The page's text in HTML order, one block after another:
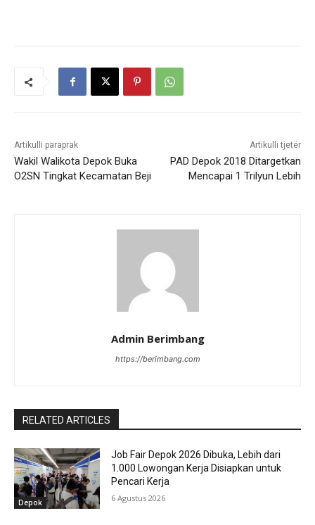
Artikulli paraprak
Wakil Walikota Depok Buka
O2SN Tingkat Kecamatan Beji
Artikulli tjetër
PAD Depok 2018 Ditargetkan
Mencapai 1 Trilyun Lebih
Admin Berimbang
https://berimbang.com
RELATED ARTICLES
Depok
Job Fair Depok 2026 Dibuka, Lebih dari
1.000 Lowongan Kerja Disiapkan untuk
Pencari Kerja
6 Agustus 2026